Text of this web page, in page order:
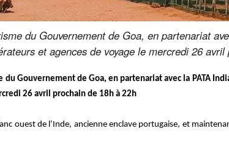
du Gouvernement de Goa, en partenariat
et agences de voyage le mercredi 26
du Gouvernement de Goa, en partenariat avec la PATA
26 avril prochain de 18h à 22h
ouest de l’Inde, ancienne enclave portugaise, et